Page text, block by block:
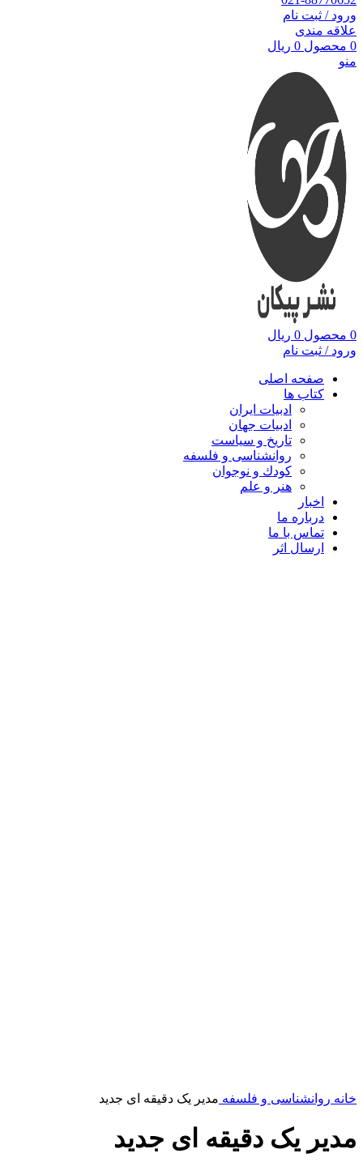
ورود / ثبت نام
علاقه مندی
0 محصول 0 ریال
منو
0 محصول 0 ریال
ورود / ثبت نام
صفحه اصلی
کتاب ها
ادبیات ایران
ادبیات جهان
تاریخ و سیاست
روانشناسی و فلسفه
کودك و نوجوان
هنر و علم
اخبار
درباره ما
تماس با ما
ارسال اثر
خانه روانشناسی و فلسفه مدیر یک دقیقه ای جدید
مدیر یک دقیقه ای جدید